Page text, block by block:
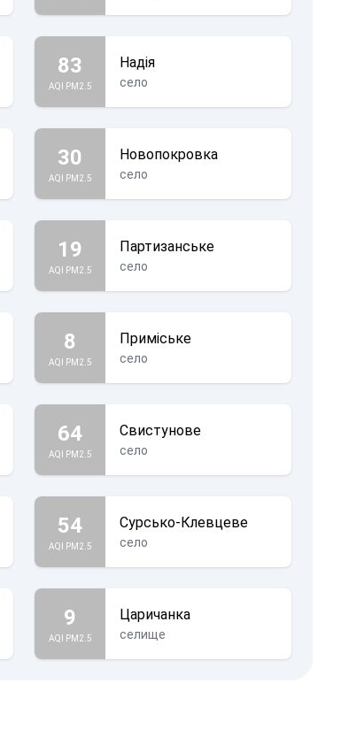
83
AQI PM2.5
Надія
село
30
AQI PM2.5
Новопокровка
село
19
AQI PM2.5
Партизанське
село
8
AQI PM2.5
Приміське
село
64
AQI PM2.5
Свистунове
село
54
AQI PM2.5
Сурсько-Клевцеве
село
9
AQI PM2.5
Царичанка
селище